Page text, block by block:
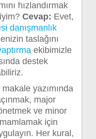
hızlandırmak
Cevap: Evet,
danışmanlık
taslağını
ekibimizle
destek
yazımında
major
ve minor
için
Her kural,